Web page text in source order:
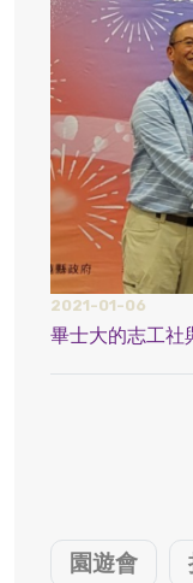
2021-01-06
畢士大的志工社
園遊會